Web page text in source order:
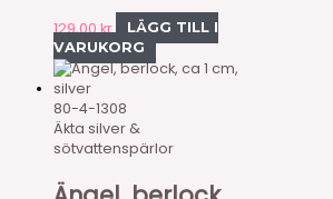
129,00kr
LÄGG TILL I
VARUKORG
80-4-1308
Äkta silver &
sötvattenspärlor